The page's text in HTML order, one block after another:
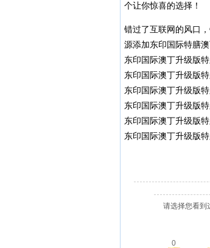
个让你惊喜的选择！
错过了互联网的风口
源添加东印国际特膳
东印国际澳丁升级版
东印国际澳丁升级版
东印国际澳丁升级版
东印国际澳丁升级版
东印国际澳丁升级版
东印国际澳丁升级版
请选择您看到
0